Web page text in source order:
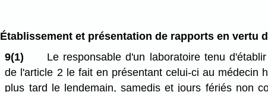
Établissement et présentation de rapports en vertu
9(1)
Le responsable d'un laboratoire tenu
de l'article 2 le fait en présentant celui-ci au médecin
plus tard le lendemain, samedis et jours fériés non